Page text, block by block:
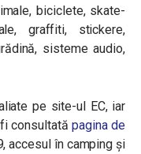
biciclete, skate-
graffiti, stickere,
sisteme audio,
pe site-ul EC, iar
fi consultatăpagina de
accesul în camping și